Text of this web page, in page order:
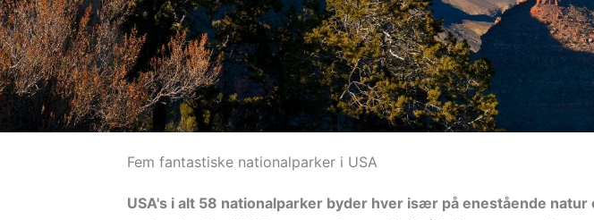
Fem fantastiske nationalparker i USA
USA's i alt 58 nationalparker byder hver især på enestående